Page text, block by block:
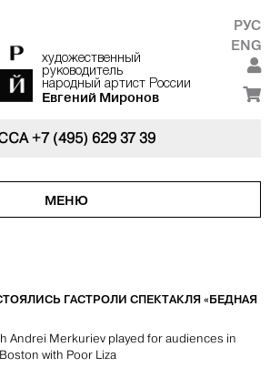
художественный
руководитель
народный артист России
Евгений Миронов
РУС
ENG
+7 (495) 629 37 39
МЕНЮ
ГАСТРОЛИ СПЕКТАКЛЯ «БЕДНАЯ
Andrei Merkuriev played for audiences in
with Poor Liza